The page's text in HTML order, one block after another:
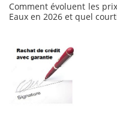
Comment évoluent les
Eaux en 2026 et quel